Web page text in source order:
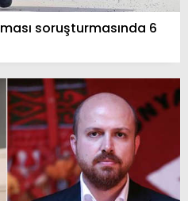
soruşturmasında 6